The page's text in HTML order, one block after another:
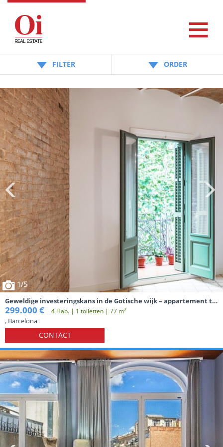
FILTER ORDER
1/5
Geweldige investeringskans in de Gotische wijk – appartement te
renoveren.
299.000 € 4 Hab. | 1 toiletten | 77 m2
, Barcelona
CONTACT